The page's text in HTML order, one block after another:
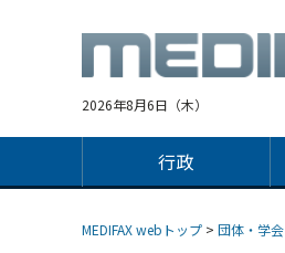
2026年8月6日（木）
行政
MEDIFAX webトップ > 団体・学会